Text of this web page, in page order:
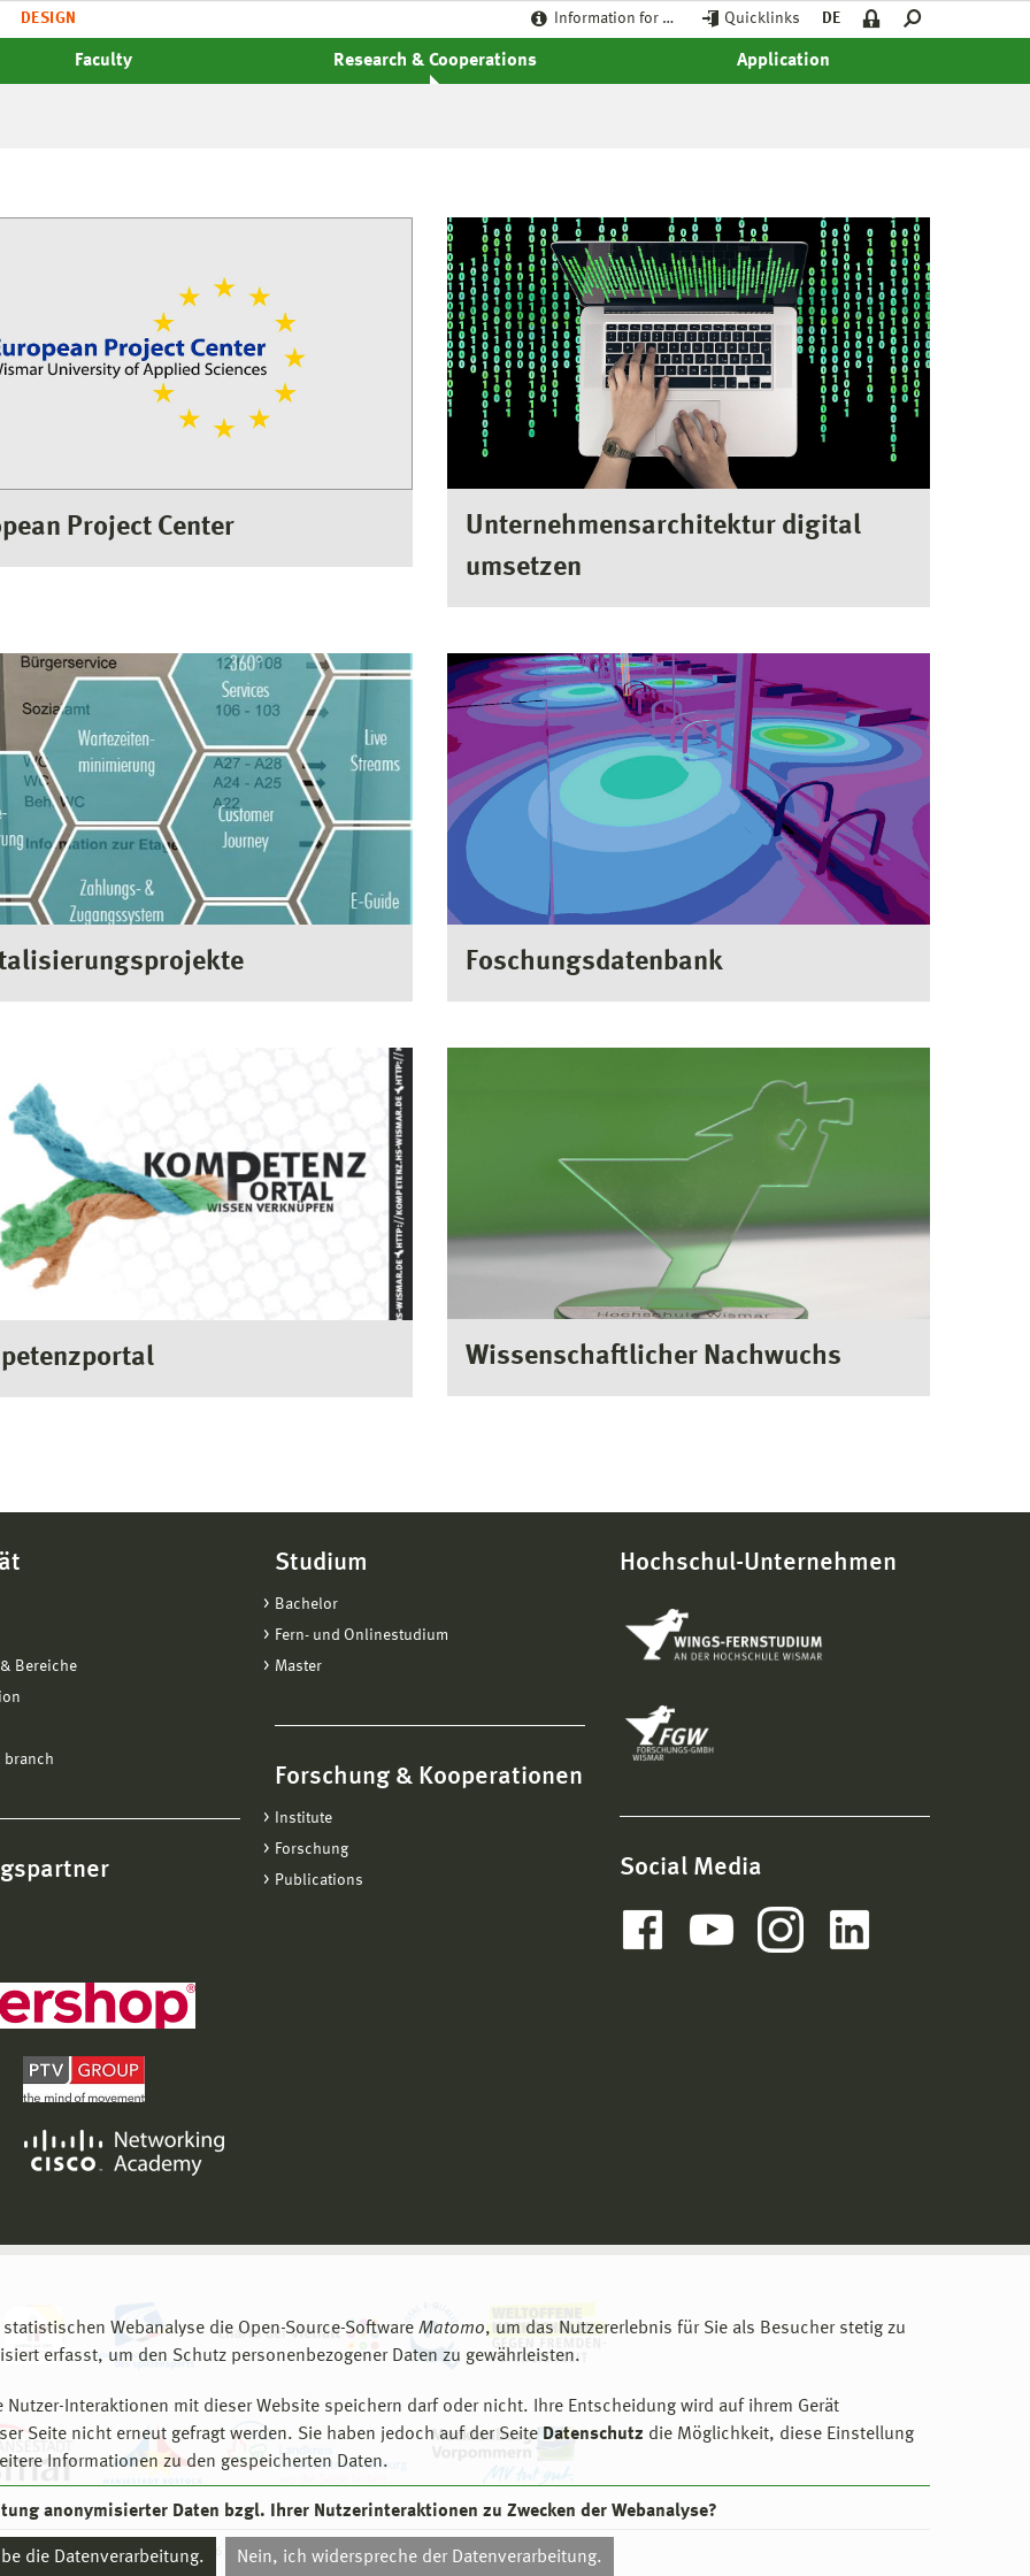
DESIGN Information for … Quicklinks DE
Faculty Research & Cooperations Application
Webanalyse die Open-Source-Software Matomo, um das Nutzererlebnis für Sie als Besucher stetig zu
erfasst, um den Schutz personenbezogener Daten zu gewährleisten.
Interaktionen mit dieser Website speichern darf oder nicht. Ihre Entscheidung wird auf ihrem Gerät
Seite nicht erneut gefragt werden. Sie haben jedoch auf der Seite Datenschutz die Möglichkeit, diese Einstellung
Informationen zu den gespeicherten Daten.
anonymisierter Daten bzgl. Ihrer Nutzerinteraktionen zu Zwecken der Webanalyse?
die Datenverarbeitung. Nein, ich widerspreche der Datenverarbeitung.
Project Center
Unternehmensarchitektur digital
umsetzen
Foschungsdatenbank
Wissenschaftlicher Nachwuchs
Bereiche
branch
Studium
Bachelor
Fern- und Onlinestudium
Master
Forschung & Kooperationen
Institute
Forschung
Publications
Hochschul-Unternehmen
Social Media
© 2026 Hochschule Wismar